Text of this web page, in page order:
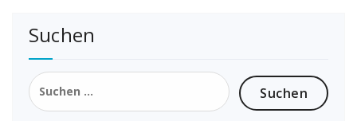
Suchen
Suchen
nach: